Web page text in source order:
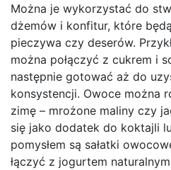
Można je wykorzystać do
dżemów i konfitur, które
pieczywa czy deserów.
można połączyć z cukrem i
następnie gotować aż do
konsystencji. Owoce można
zimę – mrożone maliny czy
się jako dodatek do koktajli
pomysłem są sałatki
łączyć z jogurtem